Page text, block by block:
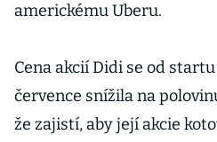
americkému Uberu.
Cena akcií Didi se od
července snížila na
že zajistí, aby její akcie